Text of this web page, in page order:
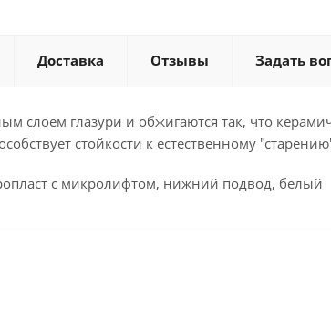
Доставка Отзывы Задать
слоем глазури и обжигаются так, что
стойкости к естественному
с микролифтом, нижний подвод, белый